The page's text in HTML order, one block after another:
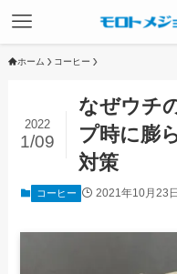
ホーム コーヒー
なぜウチ
プ時に膨
対策
2022
1/09
コーヒー 2021年10月23日